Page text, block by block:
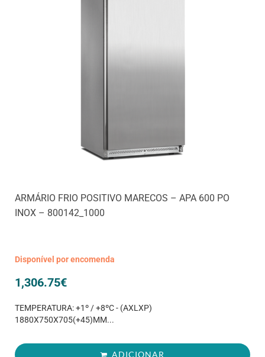
ARMÁRIO FRIO POSITIVO MARECOS – APA 600 PO
INOX – 800142_1000
Disponível por encomenda
1,306.75€
TEMPERATURA: +1º / +8ºC - (AXLXP)
1880X750X705(+45)MM...
ADICIONAR